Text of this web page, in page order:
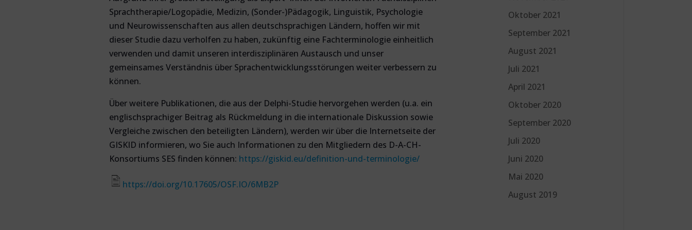
Sprachtherapie/Logopädie, Medizin, (Sonder-)Pädagogik, Linguistik, Psychologie
und Neurowissenschaften aus allen deutschsprachigen Ländern, hoffen wir mit
dieser Studie dazu verholfen zu haben, zukünftig eine Fachterminologie einheitlich
verwenden und damit unseren interdisziplinären Austausch und unser
gemeinsames Verständnis über Sprachentwicklungsstörungen weiter verbessern zu
können.
Über weitere Publikationen, die aus der Delphi-Studie hervorgehen werden (u.a. ein
englischsprachiger Beitrag als Rückmeldung in die internationale Diskussion sowie
Vergleiche zwischen den beteiligten Ländern), werden wir über die Internetseite der
GISKID informieren, wo Sie auch Informationen zu den Mitgliedern des D-A-CH-
Konsortiums SES finden können: https://giskid.eu/definition-und-terminologie/
https://doi.org/10.17605/OSF.IO/6MB2P
Oktober 2021
September 2021
August 2021
Juli 2021
April 2021
Oktober 2020
September 2020
Juli 2020
Juni 2020
Mai 2020
August 2019